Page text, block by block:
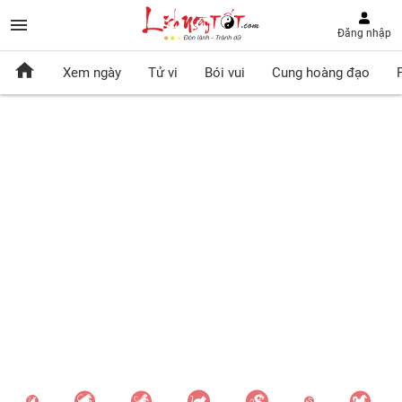
Đăng nhập
Xem ngày Tử vi Bói vui Cung hoàng đạo